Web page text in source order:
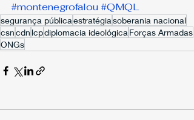
#montenegrofalou#QMQL
segurança públicaestratégiasoberania nacional
csncdn lcpdiplomacia ideológica Forças Armadas
ONGs